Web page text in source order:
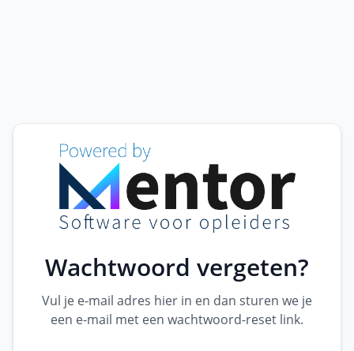
Wachtwoord vergeten?
Vul je e-mail adres hier in en dan sturen we je
een e-mail met een wachtwoord-reset link.